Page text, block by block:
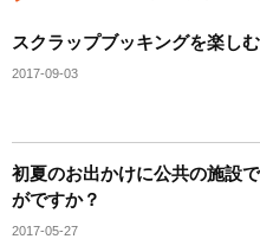
スクラップブッキングを楽しむ
2017-09-03
初夏のお出かけに公共の施設
がですか？
2017-05-27